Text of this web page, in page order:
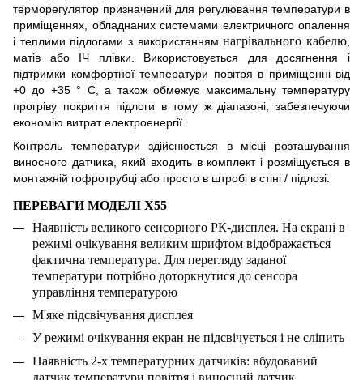
терморегулятор призначений для регулювання температури в
приміщеннях, обладнаних системами електричного опалення
і теплими підлогами з використаннямнагрівального кабелю
матів або ІЧ плівки. Використовується для досягнення і
підтримки комфортної температури повітря в приміщенні від
+0 до +35 ° С, а також обмежує максимальну температуру
прогріву покриття підлоги в тому ж діапазоні, забезпечуючи
економію витрат електроенергії.
Контроль температури здійснюється в місці розташування
виносного датчика, який входить в комплект і розміщується в
монтажній гофротрубці або просто в штробі в стіні / підлозі.
ПЕРЕВАГИ МОДЕЛІ X55
Наявність великого сенсорного РК-дисплея. На екрані в
режимі очікування великим шрифтом відображається
фактична температура. Для перегляду заданої
температури потрібно доторкнутися до сенсора
управління температурою
М'яке підсвічування дисплея
У режимі очікування екран не підсвічується і не сліпить
Наявність 2-х температурних датчиків: вбудований
датчик температури повітря і виносний датчик